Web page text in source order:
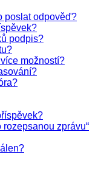
poslat odpověď?
podpis?
možností?
zprávu“